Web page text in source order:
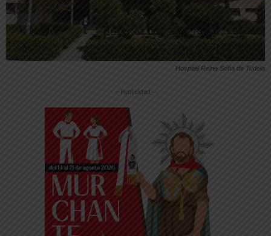
Hospital Reina Sofía de Tudela
-- Publicidad --